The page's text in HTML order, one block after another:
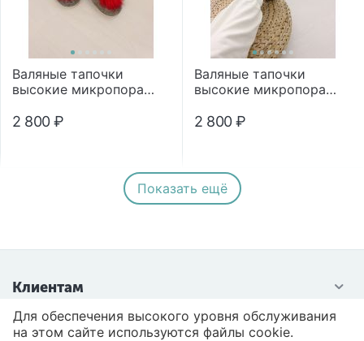
Валяные тапочки
высокие микропора
2 800 ₽
Валяные тапочки
высокие микропора
2 800 ₽
Показать ещё
Клиентам
Контакты
Для обеспечения высокого уровня обслуживания
на этом сайте используются файлы cookie.